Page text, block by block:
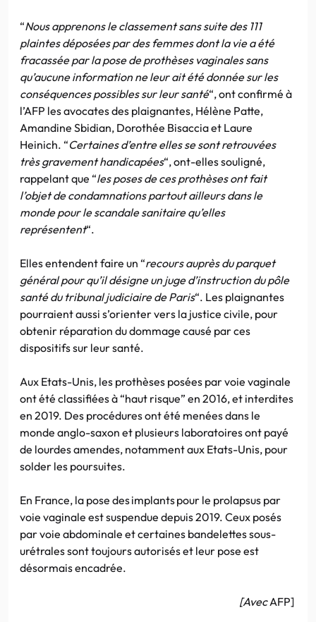
“Nous apprenons le classement sans suite des 111
plaintes déposées par des femmes dont la vie a été
fracassée par la pose de prothèses vaginales sans
qu’aucune information ne leur ait été donnée sur les
conséquences possibles sur leur santé“, ont confirmé à
l’AFP les avocates des plaignantes, Hélène Patte,
Amandine Sbidian, Dorothée Bisaccia et Laure
Heinich. “Certaines d’entre elles se sont retrouvées
très gravement handicapées“, ont-elles souligné,
rappelant que “les poses de ces prothèses ont fait
l’objet de condamnations partout ailleurs dans le
monde pour le scandale sanitaire qu’elles
représentent“.
Elles entendent faire un “recours auprès du parquet
général pour qu’il désigne un juge d’instruction du pôle
santé du tribunal judiciaire de Paris“. Les plaignantes
pourraient aussi s’orienter vers la justice civile, pour
obtenir réparation du dommage causé par ces
dispositifs sur leur santé.
Aux Etats-Unis, les prothèses posées par voie vaginale
ont été classifiées à “haut risque” en 2016, et interdites
en 2019. Des procédures ont été menées dans le
monde anglo-saxon et plusieurs laboratoires ont payé
de lourdes amendes, notamment aux Etats-Unis, pour
solder les poursuites.
En France, la pose des implants pour le prolapsus par
voie vaginale est suspendue depuis 2019. Ceux posés
par voie abdominale et certaines bandelettes sous-
urétrales sont toujours autorisés et leur pose est
désormais encadrée.
[AvecAFP]